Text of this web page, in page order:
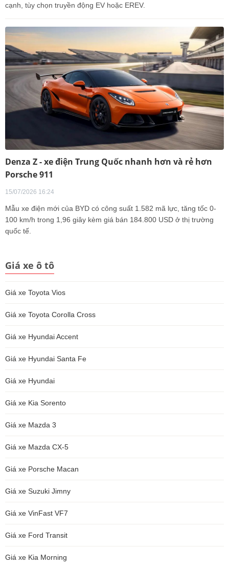
cạnh, tùy chọn truyền động EV hoặc EREV.
Denza Z - xe điện Trung Quốc nhanh hơn và rẻ hơn
Porsche 911
15/07/2026 16:24
Mẫu xe điện mới của BYD có công suất 1.582 mã lực, tăng tốc 0-
100 km/h trong 1,96 giây kèm giá bán 184.800 USD ở thị trường
quốc tế.
Giá xe ô tô
Giá xe Toyota Vios
Giá xe Toyota Corolla Cross
Giá xe Hyundai Accent
Giá xe Hyundai Santa Fe
Giá xe Hyundai
Giá xe Kia Sorento
Giá xe Mazda 3
Giá xe Mazda CX-5
Giá xe Porsche Macan
Giá xe Suzuki Jimny
Giá xe VinFast VF7
Giá xe Ford Transit
Giá xe Kia Morning